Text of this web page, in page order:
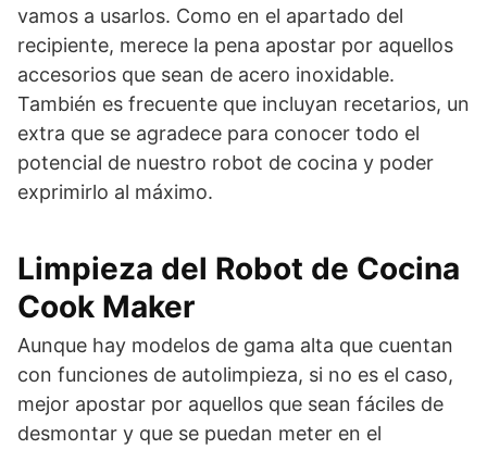
vamos a usarlos. Como en el apartado del
recipiente, merece la pena apostar por aquellos
accesorios que sean de acero inoxidable.
También es frecuente que incluyan recetarios, un
extra que se agradece para conocer todo el
potencial de nuestro robot de cocina y poder
exprimirlo al máximo.
Limpieza del Robot de Cocina
Cook Maker
Aunque hay modelos de gama alta que cuentan
con funciones de autolimpieza, si no es el caso,
mejor apostar por aquellos que sean fáciles de
desmontar y que se puedan meter en el